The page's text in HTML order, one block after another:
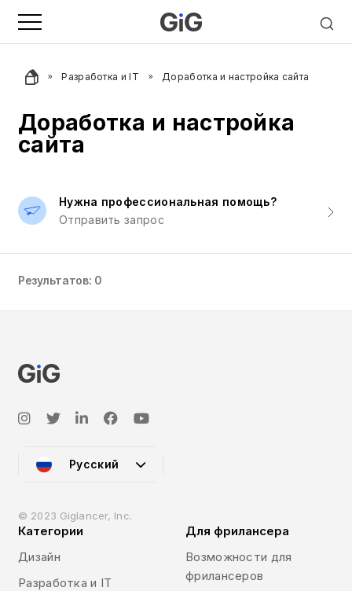
Разработка и IT Доработка и настройка сайта
Доработка и настройка
сайта
Нужна профессиональная помощь?
Отправить запрос
Результатов: 0
Русский
© 2023 Giglancer, Inc.
Категории
Дизайн
Разработка и IT
Для фрилансера
Возможности для
фрилансеров